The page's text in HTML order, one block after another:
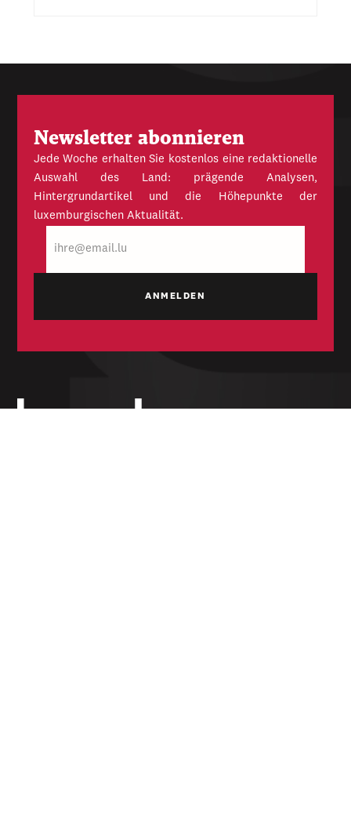
Newsletter abonnieren
Jede Woche erhalten Sie kostenlos eine redaktionelle
Auswahl des Land: prägende Analysen,
Hintergrundartikel und die Höhepunkte der
luxemburgischen Aktualität.
Mail